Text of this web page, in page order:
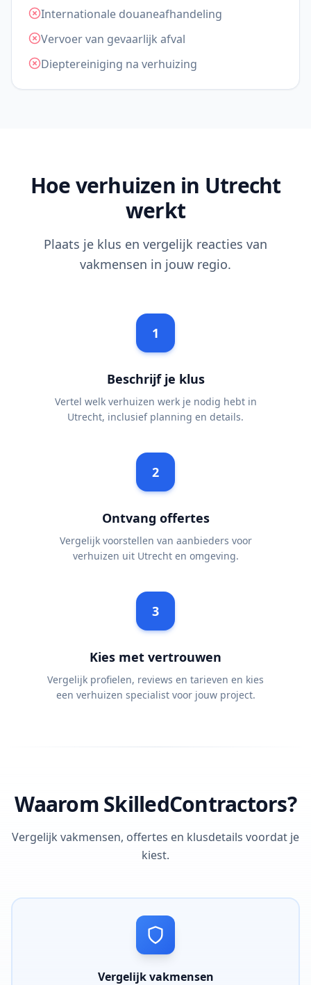
Internationale douaneafhandeling
Vervoer van gevaarlijk afval
Dieptereiniging na verhuizing
Hoe verhuizen in Utrecht
werkt
Plaats je klus en vergelijk reacties van
vakmensen in jouw regio.
1
Beschrijf je klus
Vertel welk verhuizen werk je nodig hebt in
Utrecht, inclusief planning en details.
2
Ontvang offertes
Vergelijk voorstellen van aanbieders voor
verhuizen uit Utrecht en omgeving.
3
Kies met vertrouwen
Vergelijk profielen, reviews en tarieven en kies
een verhuizen specialist voor jouw project.
Waarom SkilledContractors?
Vergelijk vakmensen, offertes en klusdetails voordat je
kiest.
Vergelijk vakmensen